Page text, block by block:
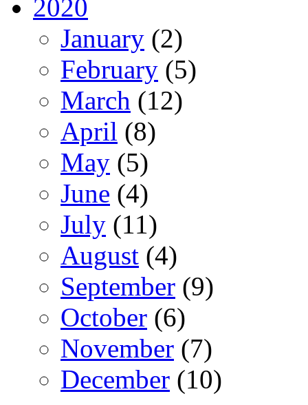
2020
January (2)
February (5)
March (12)
April (8)
May (5)
June (4)
July (11)
August (4)
September (9)
October (6)
November (7)
December (10)